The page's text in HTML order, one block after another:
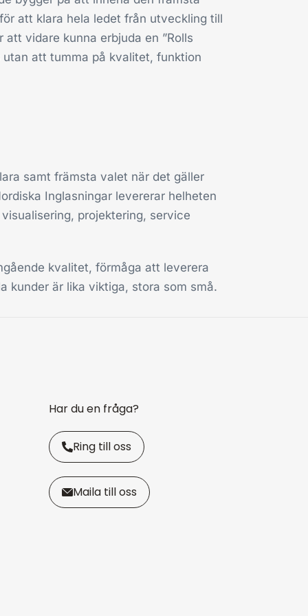
att klara hela ledet från utveckling till
vidare kunna erbjuda en ”Rolls
att tumma på kvalitet, funktion
samt främsta valet när det gäller
Inglasningar levererar helheten
projektering, service
kvalitet, förmåga att leverera
kunder är lika viktiga, stora som små.
Har du en fråga?
Ring till oss
Maila till oss